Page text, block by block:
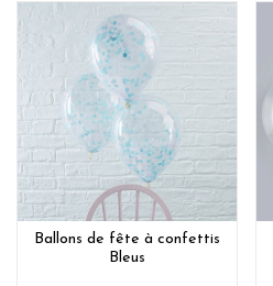
Ballons de fête à confettis
Bleus